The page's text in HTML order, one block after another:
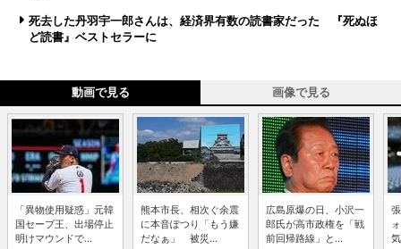
死去した丹羽宇一郎さんは、経済界有数の読書家だった 『死ぬほ
ど読書』ベストセラーに
動画で見る 画像で見る
「異物使用疑惑」元韓
国セーブ王、出場停止
明けマウンドで...
熊本市長、相次ぐ余震
に本音ぽつり「もう嫌
だなぁ」 被災...
広島原爆の日、小沢一
郎氏が高市政権を「戦
前回帰路線」と...